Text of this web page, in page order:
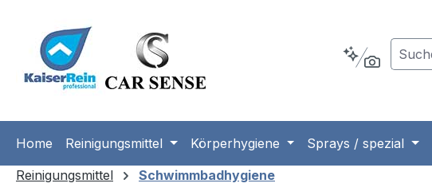
Home Reinigungsmittel Körperhygiene Sprays / spezial
Reinigungsmittel
Schwimmbadhygiene